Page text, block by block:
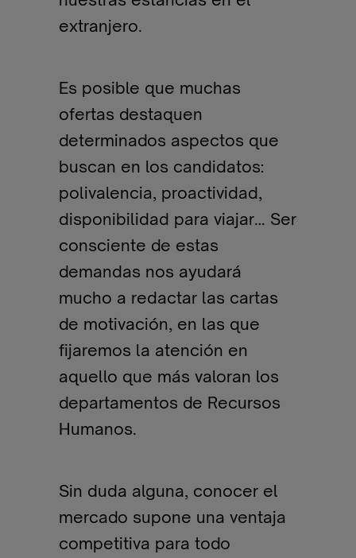
extranjero.
Es posible que muchas
ofertas destaquen
determinados aspectos que
buscan en los candidatos:
polivalencia, proactividad,
disponibilidad para viajar… Ser
consciente de estas
demandas nos ayudará
mucho a redactar las cartas
de motivación, en las que
fijaremos la atención en
aquello que más valoran los
departamentos de Recursos
Humanos.
Sin duda alguna, conocer el
mercado supone una ventaja
competitiva para todo